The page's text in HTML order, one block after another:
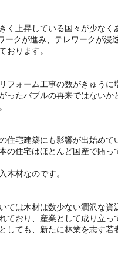
く上昇している国々が少なく
クが進み、テレワークが浸
おります。
フォーム工事の数がきゅうに
ったバブルの再来ではないか
宅建築にも影響が出始めて
の住宅はほとんど国産で賄っ
木材なのです。
ては木材は数少ない潤沢な資
おり、産業として成り立っ
ても、新たに林業を志す若